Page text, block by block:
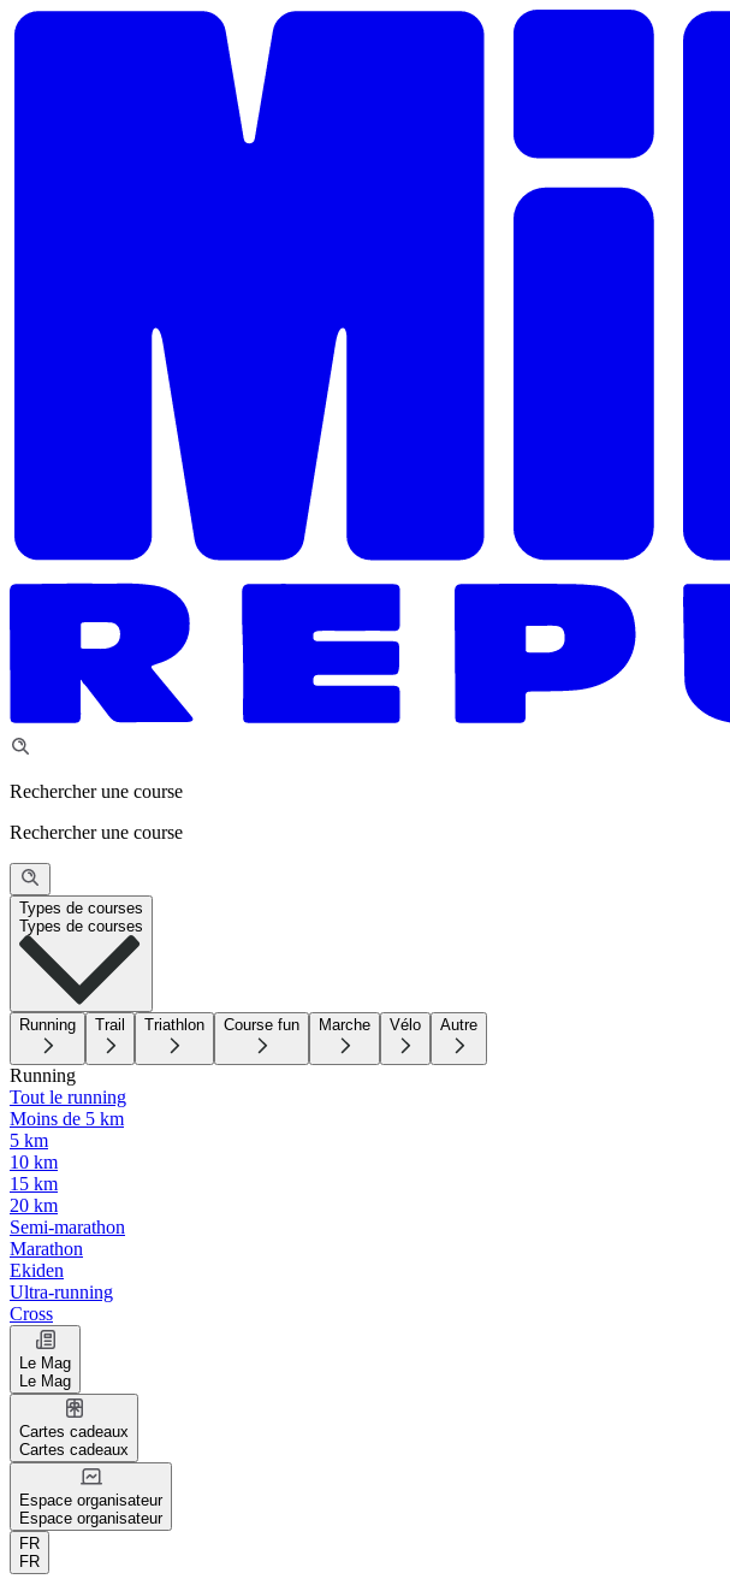
Rechercher une course
Rechercher une course
Types de courses
Types de courses
Running Trail Triathlon Course fun Marche Vélo Autre
Running
Tout le running
Moins de 5 km
5 km
10 km
15 km
20 km
Semi-marathon
Marathon
Ekiden
Ultra-running
Cross
Le Mag
Le Mag
Cartes cadeaux
Cartes cadeaux
Espace organisateur
Espace organisateur
FR
FR